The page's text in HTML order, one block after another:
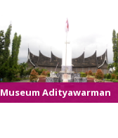
Museum Adityawarman